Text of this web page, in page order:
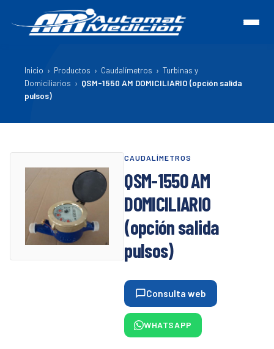
Inicio › Productos › Caudalímetros › Turbinas y
Domiciliarios › QSM-1550 AM DOMICILIARIO (opción salida
pulsos)
CAUDALÍMETROS
QSM-1550 AM
DOMICILIARIO
(opción salida
pulsos)
Consulta web
WHATSAPP